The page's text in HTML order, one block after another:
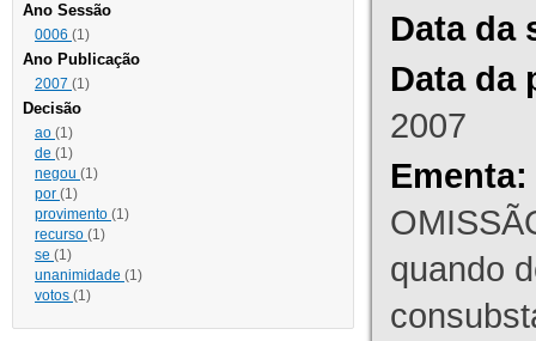
Ano Sessão
0006 (1)
Ano Publicação
2007 (1)
Decisão
ao (1)
de (1)
negou (1)
por (1)
provimento (1)
recurso (1)
se (1)
unanimidade (1)
votos (1)
Data da
Data da
2007
Ementa:
quando